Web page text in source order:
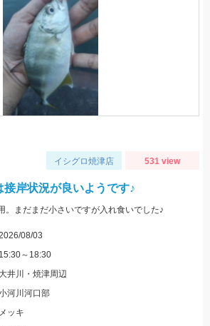
イシグロ焼津店 531 view
接岸状況が良いようです♪
。まだまだ小さいですが入れ食いでした♪
08/03
15:30～18:30
大井川・焼津周辺
河川河口部
メッキ